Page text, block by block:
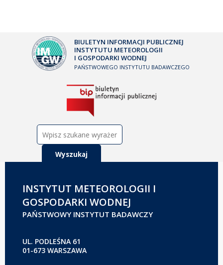
BIULETYN INFORMACJI PUBLICZNEJ
INSTYTUTU METEOROLOGII
I GOSPODARKI WODNEJ
PAŃSTWOWEGO INSTYTUTU BADAWCZEGO
INSTYTUT METEOROLOGII I
GOSPODARKI WODNEJ
PAŃSTWOWY INSTYTUT BADAWCZY
UL. PODLEŚNA 61
01-673 WARSZAWA